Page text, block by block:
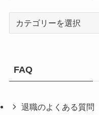
ーFAQ
退職のよくある質問